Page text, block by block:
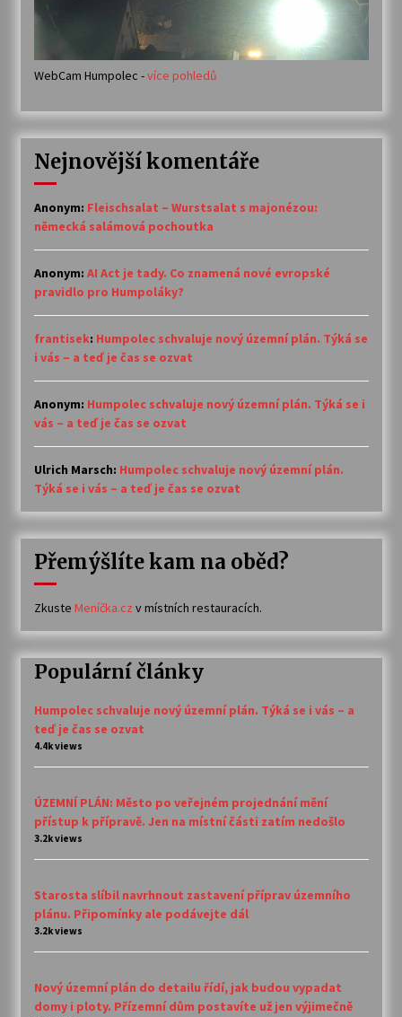
WebCam Humpolec -více pohledů
Nejnovější komentáře
Anonym: Fleischsalat – Wurstsalat s majonézou:
německá salámová pochoutka
Anonym: AI Act je tady. Co znamená nové evropské
pravidlo pro Humpoláky?
frantisek: Humpolec schvaluje nový územní plán. Týká se
i vás – a teď je čas se ozvat
Anonym: Humpolec schvaluje nový územní plán. Týká se i
vás – a teď je čas se ozvat
Ulrich Marsch: Humpolec schvaluje nový územní plán.
Týká se i vás – a teď je čas se ozvat
Přemýšlíte kam na oběd?
Zkuste Meníčka.cz v místních restauracích.
Populární články
Humpolec schvaluje nový územní plán. Týká se i vás – a
teď je čas se ozvat
4.4k views
ÚZEMNÍ PLÁN: Město po veřejném projednání mění
přístup k přípravě. Jen na místní části zatím nedošlo
3.2k views
Starosta slíbil navrhnout zastavení příprav územního
plánu. Připomínky ale podávejte dál
3.2k views
Nový územní plán do detailu řídí, jak budou vypadat
domy i ploty. Přízemní dům postavíte už jen výjimečně